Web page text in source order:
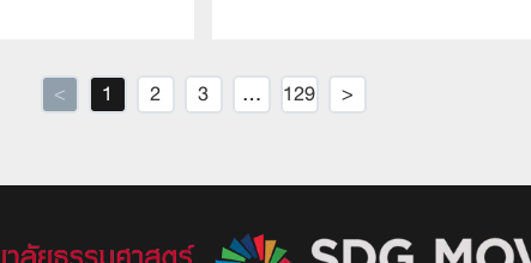
< 1 2 3 … 129 >